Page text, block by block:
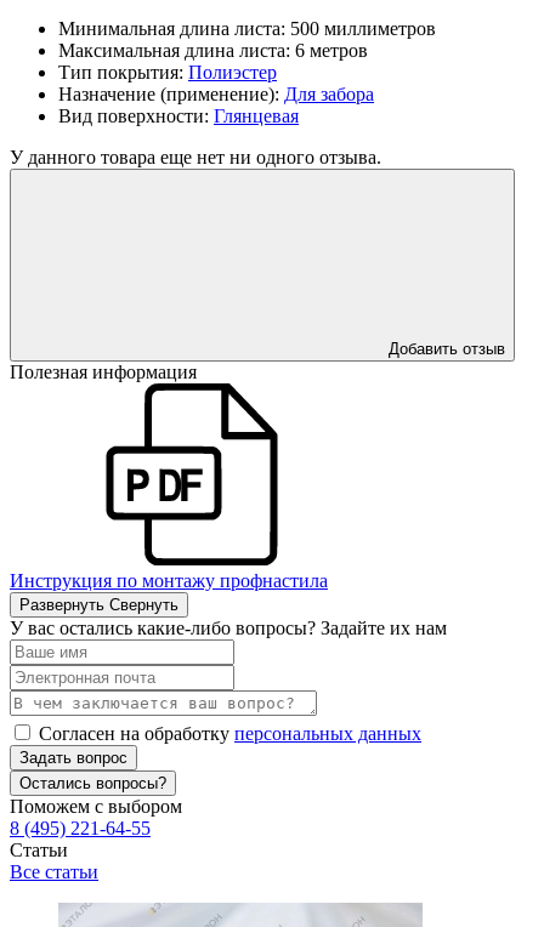
Минимальная длина листа: 500 миллиметров
Максимальная длина листа: 6 метров
Тип покрытия: Полиэстер
Назначение (применение): Для забора
Вид поверхности: Глянцевая
У данного товара еще нет ни одного отзыва.
Добавить отзыв
Полезная информация
Инструкция по монтажу профнастила
Развернуть Свернуть
У вас остались какие-либо вопросы? Задайте их нам
Согласен на обработку персональных данных
Задать вопрос
Остались вопросы?
Поможем с выбором
8 (495) 221-64-55
Статьи
Все статьи